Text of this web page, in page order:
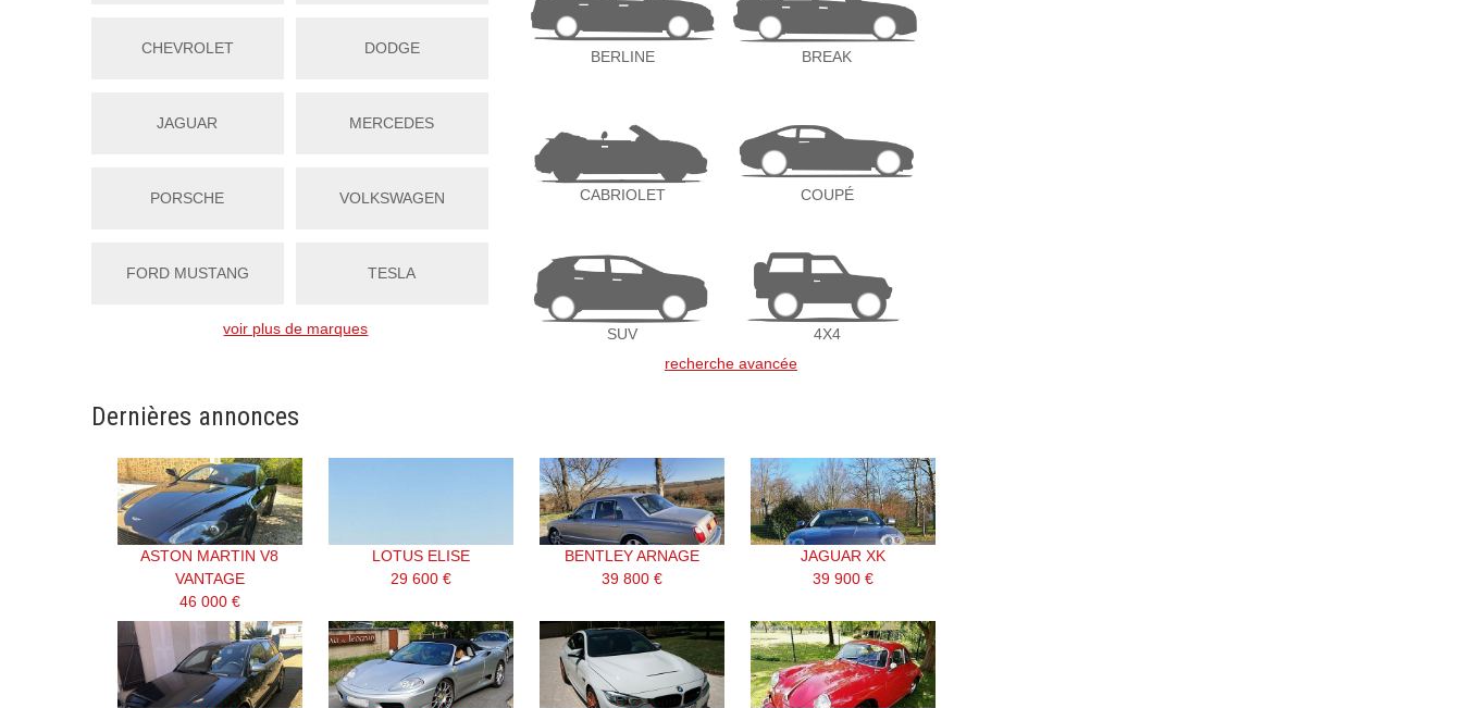
CHEVROLET DODGE
JAGUAR MERCEDES
PORSCHE VOLKSWAGEN
FORD MUSTANG TESLA
voir plus de marques
BERLINE BREAK
CABRIOLET COUPÉ
SUV
4X4
recherche avancée
Dernières annonces
ASTON MARTIN V8
VANTAGE
46 000 €
LOTUS ELISE
29 600 €
BENTLEY ARNAGE
39 800 €
JAGUAR XK
39 900 €